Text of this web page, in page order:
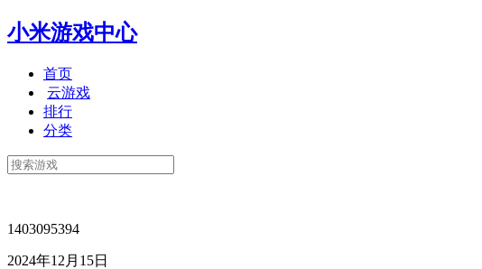
小米游戏中心
首页
云游戏
排行
分类
1403095394
2024年12月15日